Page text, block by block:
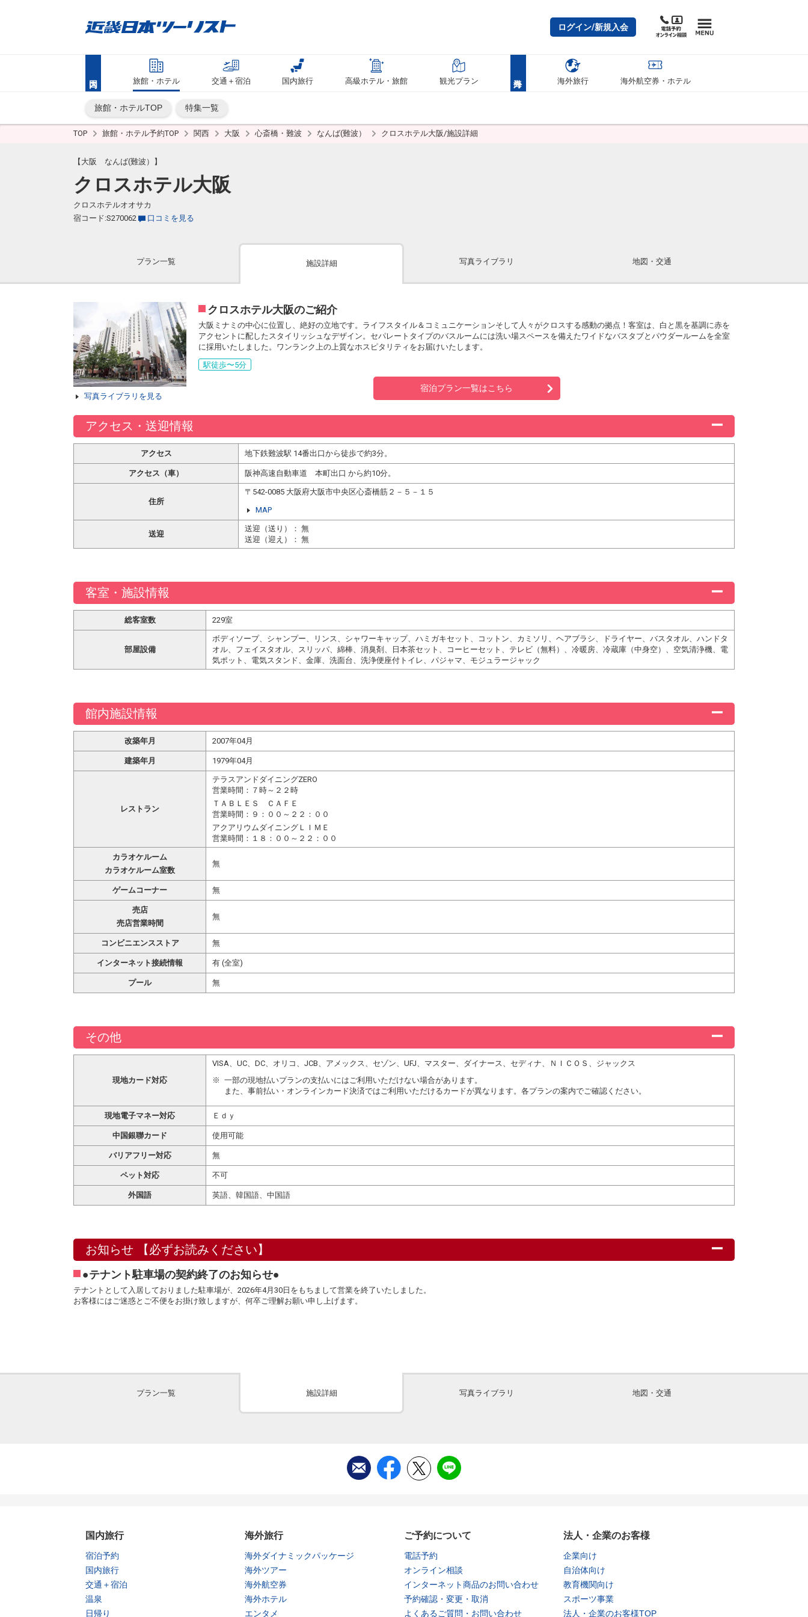
ログイン/新規入会
旅館・ホテル 交通＋宿泊 国内旅行 高級ホテル・旅館 観光プラン 海外旅行 海外航空券・ホテル
旅館・ホテルTOP 特集一覧
TOP 旅館・ホテル予約TOP 関西 大阪 心斎橋・難波 なんば(難波） クロスホテル大阪/施設詳細
【大阪 なんば(難波）】
クロスホテル大阪
クロスホテルオオサカ
宿コード:S270062
口コミを見る
プラン一覧 施設詳細 写真ライブラリ 地図・交通
写真ライブラリを見る
クロスホテル大阪のご紹介
大阪ミナミの中心に位置し、絶好の立地です。ライフスタイル＆コミュニケーションそして人々がクロスする感動の拠点！客室は、白と黒を基調に赤を
アクセントに配したスタイリッシュなデザイン。セパレートタイプのバスルームには洗い場スペースを備えたワイドなバスタブとパウダールームを全室
に採用いたしました。ワンランク上の上質なホスピタリティをお届けいたします。
駅徒歩〜5分
宿泊プラン一覧はこちら
アクセス・送迎情報
アクセス 地下鉄難波駅 14番出口から徒歩で約3分。
アクセス（車） 阪神高速自動車道 本町出口 から約10分。
住所
〒542-0085 大阪府大阪市中央区心斎橋筋２－５－１５
MAP
送迎
送迎（送り）： 無
送迎（迎え）： 無
客室・施設情報
総客室数 229室
部屋設備
ボディソープ、シャンプー、リンス、シャワーキャップ、ハミガキセット、コットン、カミソリ、ヘアブラシ、ドライヤー、バスタオル、ハンドタ
オル、フェイスタオル、スリッパ、綿棒、消臭剤、日本茶セット、コーヒーセット、テレビ（無料）、冷暖房、冷蔵庫（中身空）、空気清浄機、電
気ポット、電気スタンド、金庫、洗面台、洗浄便座付トイレ、パジャマ、モジュラージャック
館内施設情報
改築年月 2007年04月
建築年月 1979年04月
レストラン
テラスアンドダイニングZERO
営業時間：７時～２２時
ＴＡＢＬＥＳ ＣＡＦＥ
営業時間：９：００～２２：００
アクアリウムダイニングＬＩＭＥ
営業時間：１８：００～２２：００
カラオケルーム
カラオケルーム室数
無
ゲームコーナー 無
売店
売店営業時間
無
コンビニエンスストア 無
インターネット接続情報 有 (全室)
プール 無
その他
現地カード対応
VISA、UC、DC、オリコ、JCB、アメックス、セゾン、UFJ、マスター、ダイナース、セディナ、ＮＩＣＯＳ、ジャックス
一部の現地払いプランの支払いにはご利用いただけない場合があります。
また、事前払い・オンラインカード決済ではご利用いただけるカードが異なります。各プランの案内でご確認ください。
現地電子マネー対応 Ｅｄｙ
中国銀聯カード 使用可能
バリアフリー対応 無
ペット対応 不可
外国語 英語、韓国語、中国語
お知らせ 【必ずお読みください】
●テナント駐車場の契約終了のお知らせ●
テナントとして入居しておりました駐車場が、2026年4月30日をもちまして営業を終了いたしました。
お客様にはご迷惑とご不便をお掛け致しますが、何卒ご理解お願い申し上げます。
プラン一覧 施設詳細 写真ライブラリ 地図・交通
国内旅行
宿泊予約
国内旅行
交通＋宿泊
温泉
日帰り
海外旅行
海外ダイナミックパッケージ
海外ツアー
海外航空券
海外ホテル
エンタメ
ご予約について
電話予約
オンライン相談
インターネット商品のお問い合わせ
予約確認・変更・取消
よくあるご質問・お問い合わせ
法人・企業のお客様
企業向け
自治体向け
教育機関向け
スポーツ事業
法人・企業のお客様TOP